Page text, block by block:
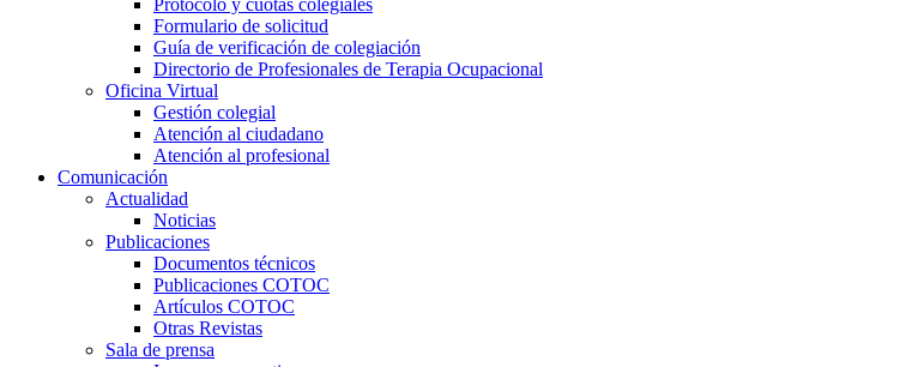
Protocolo y cuotas colegiales
Formulario de solicitud
Guía de verificación de colegiación
Directorio de Profesionales de Terapia Ocupacional
Oficina Virtual
Gestión colegial
Atención al ciudadano
Atención al profesional
Comunicación
Actualidad
Noticias
Publicaciones
Documentos técnicos
Publicaciones COTOC
Artículos COTOC
Otras Revistas
Sala de prensa